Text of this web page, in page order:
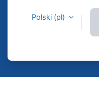
Polski ‎(pl)‎